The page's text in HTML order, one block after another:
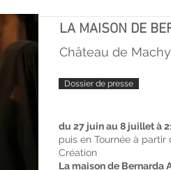
MAISON
LA MAISON DE
Château de
Dossier de presse
du 27 juin au 8 juillet à
puis en Tournée à partir
Création
La maison de Bernarda